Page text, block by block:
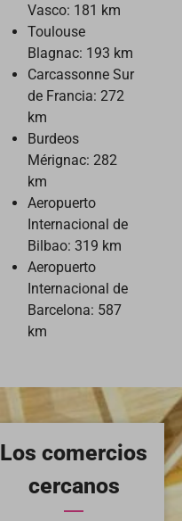
Vasco: 181 km
Toulouse
Blagnac: 193 km
Carcassonne Sur
de Francia: 272
km
Burdeos
Mérignac: 282
km
Aeropuerto
Internacional de
Bilbao: 319 km
Aeropuerto
Internacional de
Barcelona: 587
km
Los comercios
cercanos